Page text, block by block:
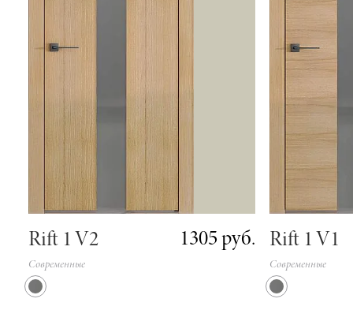
Rift 1 V2 1305 руб.
Современные
Rift 1 V1
Современные